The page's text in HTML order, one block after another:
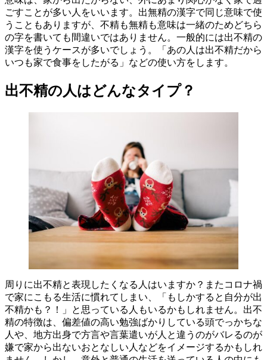
ごすことが多い人をいいます。出無精の漢字で同じ意味で使
うこともありますが、不精も無精も意味は一緒のためどちら
の字を書いても間違いではありません。一般的には出不精の
漢字を使うケースが多いでしょう。「あの人は出不精だから
いつも家で食事をしたがる」などの使い方をします。
出不精の人はどんなタイプ？
周りに出不精と表現したくなる人はいますか？またコロナ禍
で家にこもる生活に慣れてしまい、「もしかすると自分が出
不精かも？！」と思っている人もいるかもしれません。出不
精の特徴は、偏差値の高い勉強ばかりしている頭でっかちな
人や、地方出身で方言や言葉遣いが人と違うのがバレるのが
嫌で家から出ないおとなしい人などをイメージするかもしれ